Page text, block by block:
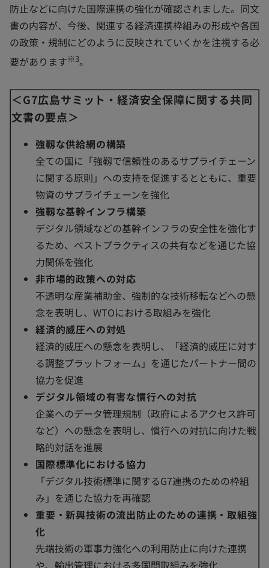
防止などに向けた国際連携の強化が確認されました。同文
書の内容が、今後、関連する経済連携枠組みの形成や各国
の政策・規制にどのように反映されていくかを注視する必
要があります※3。
＜G7広島サミット・経済安全保障に関する共同
文書の要点＞
強靱な供給網の構築
全ての国に「強靱で信頼性のあるサプライチェーン
に関する原則」への支持を促進するとともに、重要
物資のサプライチェーンを強化
強靱な基幹インフラ構築
デジタル領域などの基幹インフラの安全性を強化す
るため、ベストプラクティスの共有などを通じた協
力関係を強化
非市場的政策への対応
不透明な産業補助金、強制的な技術移転などへの懸
念を表明し、WTOにおける取組みを強化
経済的威圧への対処
経済的威圧への懸念を表明し、「経済的威圧に対す
る調整プラットフォーム」を通じたパートナー間の
協力を促進
デジタル領域の有害な慣行への対抗
企業へのデータ管理規制（政府によるアクセス許可
など）への懸念を表明し、慣行への対抗に向けた戦
略的対話を進展
国際標準化における協力
「デジタル技術標準に関するG7連携のための枠組
み」を通じた協力を再確認
重要・新興技術の流出防止のための連携・取組強
化
先端技術の軍事力強化への利用防止に向けた連携